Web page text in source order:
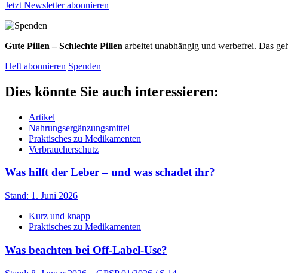
Jetzt Newsletter abonnieren
Gute Pillen – Schlechte Pillen arbeitet unabhängig und werbefrei. Das
Heft abonnieren Spenden
Dies könnte Sie auch interessieren:
Artikel
Nahrungsergänzungsmittel
Praktisches zu Medikamenten
Verbraucherschutz
Was hilft der Leber – und was schadet ihr?
Stand: 1. Juni 2026
Kurz und knapp
Praktisches zu Medikamenten
Was beachten bei Off-Label-Use?